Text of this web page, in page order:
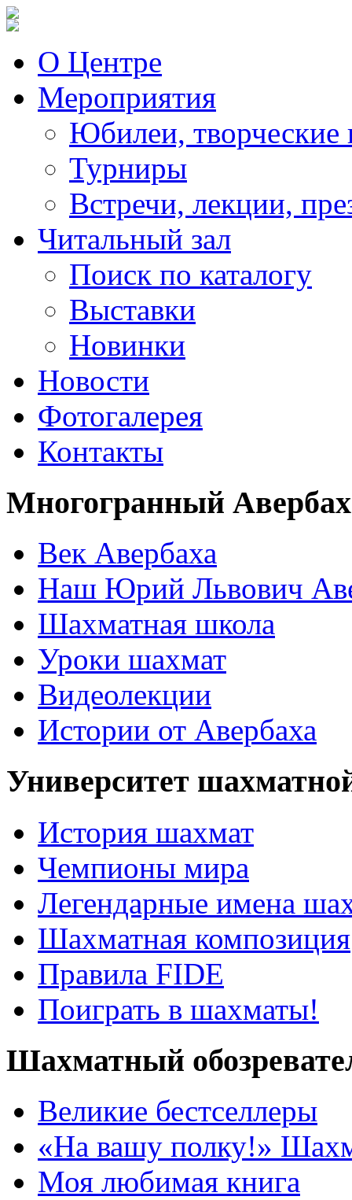
О Центре
Мероприятия
Юбилеи, творческие
Турниры
Встречи, лекции,
Читальный зал
Поиск по каталогу
Выставки
Новинки
Новости
Фотогалерея
Контакты
Многогранный Авербах
Век Авербаха
Наш Юрий Львович
Шахматная школа
Уроки шахмат
Видеолекции
Истории от Авербаха
Университет
История шахмат
Чемпионы мира
Легендарные имена
Шахматная композиция
Правила FIDE
Поиграть в шахматы!
Шахматный
Великие бестселлеры
«На вашу полку!»
Моя любимая книга